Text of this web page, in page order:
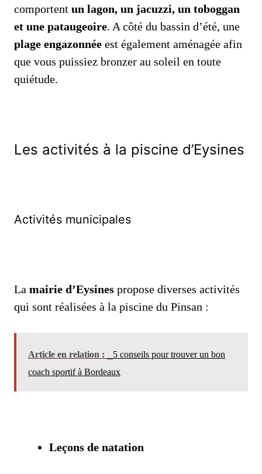
comportent un lagon, un jacuzzi, un toboggan
et une pataugeoire. A côté du bassin d’été, une
plage engazonnée est également aménagée afin
que vous puissiez bronzer au soleil en toute
quiétude.
Les activités à la piscine d’Eysines
Activités municipales
La mairie d’Eysines propose diverses activités
qui sont réalisées à la piscine du Pinsan :
Article en relation :
5 conseils pour trouver un bon
coach sportif à Bordeaux
Leçons de natation